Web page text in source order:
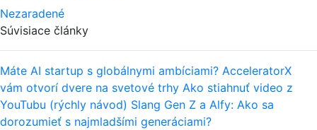
Nezaradené
Súvisiace články
Máte AI startup s globálnymi ambíciami? AcceleratorX
vám otvorí dvere na svetové trhy Ako stiahnuť video z
YouTubu (rýchly návod) Slang Gen Z a Alfy: Ako sa
dorozumieť s najmladšími generáciami?